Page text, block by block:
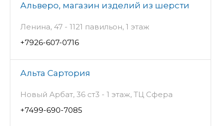
Альверо, магазин изделий из шерсти
Ленина, 47 - 1121 павильон, 1 этаж
+7926-607-0716
Альта Сартория
Новый Арбат, 36 ст3 - 1 этаж, ТЦ Сфера
+7499-690-7085